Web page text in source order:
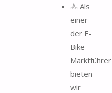
🚴 Als
einer
der E-
Bike
Marktführer
bieten
wir